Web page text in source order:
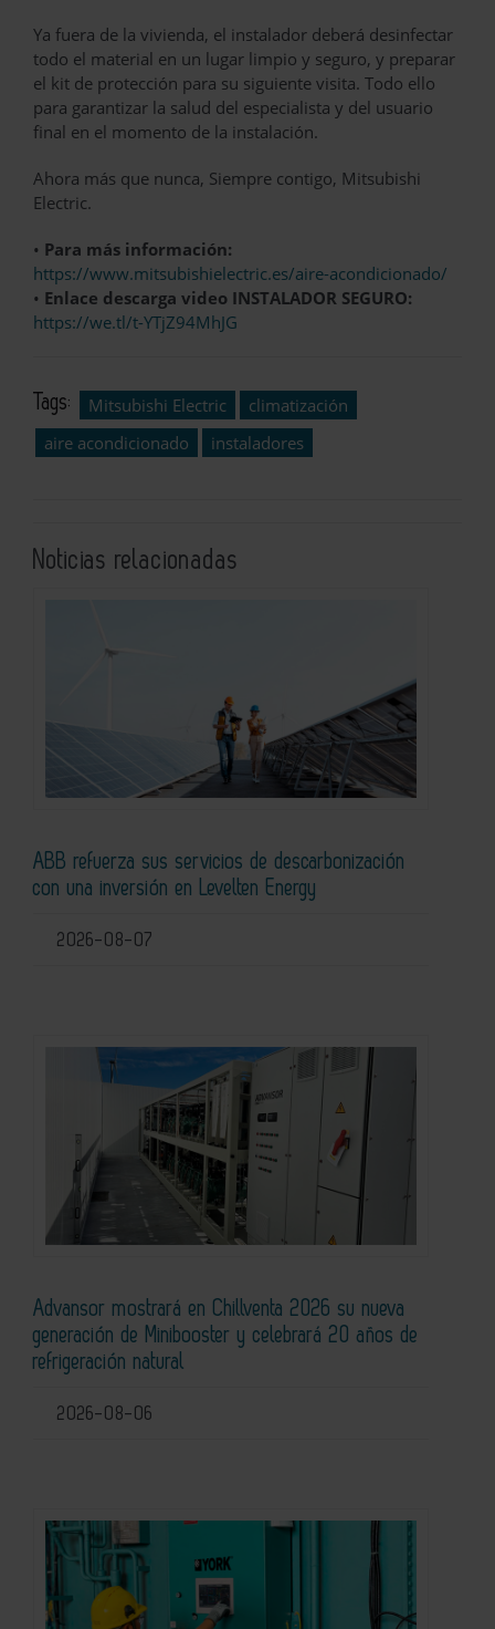
Ya fuera de la vivienda, el instalador deberá desinfectar
todo el material en un lugar limpio y seguro, y preparar
el kit de protección para su siguiente visita. Todo ello
para garantizar la salud del especialista y del usuario
final en el momento de la instalación.
Ahora más que nunca, Siempre contigo, Mitsubishi
Electric.
• Para más información:
https://www.mitsubishielectric.es/aire-acondicionado/
• Enlace descarga video INSTALADOR SEGURO:
https://we.tl/t-YTjZ94MhJG
Tags: Mitsubishi Electric
climatización
aire acondicionado
instaladores
Noticias relacionadas
ABB refuerza sus servicios de descarbonización
con una inversión en Levelten Energy
2026-08-07
Advansor mostrará en Chillventa 2026 su nueva
generación de Minibooster y celebrará 20 años de
refrigeración natural
2026-08-06